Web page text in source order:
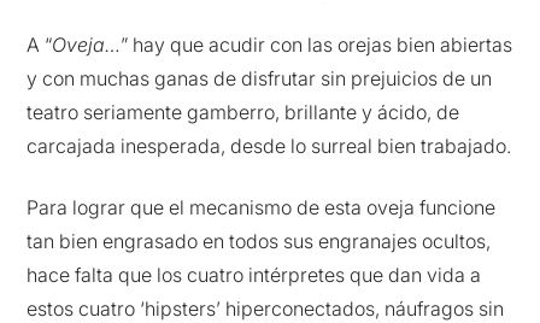
A “Oveja…” hay que acudir con las orejas bien abiertas
y con muchas ganas de disfrutar sin prejuicios de un
teatro seriamente gamberro, brillante y ácido, de
carcajada inesperada, desde lo surreal bien trabajado.
Para lograr que el mecanismo de esta oveja funcione
tan bien engrasado en todos sus engranajes ocultos,
hace falta que los cuatro intérpretes que dan vida a
estos cuatro ‘hipsters’ hiperconectados, náufragos sin